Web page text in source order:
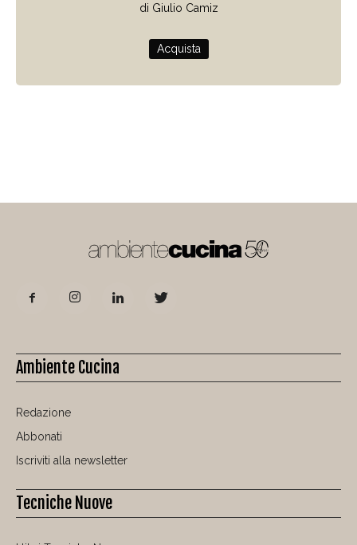
di Giulio Camiz
Acquista
Ambiente Cucina
Redazione
Abbonati
Iscriviti alla newsletter
Tecniche Nuove